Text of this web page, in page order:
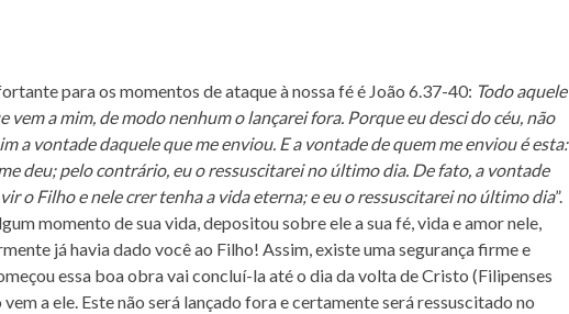
para os momentos de ataque à nossa fé é João 6.37-40: Todo aquele
vem a mim, de modo nenhum o lançarei fora. Porque eu desci do céu, não
a vontade daquele que me enviou. Ea vontade de quem me enviou é esta:
deu; pelo contrário, eu o ressuscitarei no último dia. De fato, a vontade
o Filho e nele crer tenha a vida eterna; e eu o ressuscitarei no último dia”.
momento de sua vida, depositou sobre ele a sua fé, vida e amor nele,
já havia dado você ao Filho! Assim, existe uma segurança firme e
essa boa obra vai concluí-la até o dia da volta de Cristo (Filipenses
a ele. Este não será lançado fora e certamente será ressuscitado no